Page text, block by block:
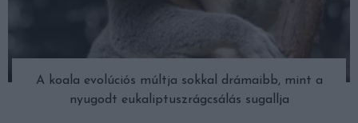
A koala evolúciós múltja sokkal drámaibb, mint a
nyugodt eukaliptuszrágcsálás sugallja